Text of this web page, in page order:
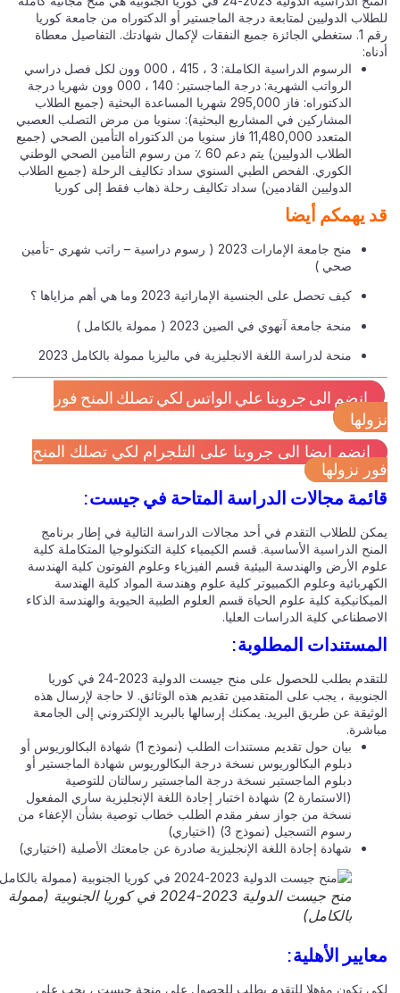
الدوليين لمتابعة درجة الماجستير أو الدكتوراه من جامعة كوريا
رقم 1. ستغطي الجائزة جميع النفقات لإكمال شهادتك. التفاصيل معطاة
الرسوم الدراسية الكاملة: 3 ، 415 ، 000 وون لكل فصل دراسي
الرواتب الشهرية: درجة الماجستير: 140 ، 000 وون شهريا درجة
الدكتوراه: فاز 295,000 شهريا المساعدة البحثية (جميع الطلاب
المشاركين في المشاريع البحثية): سنويا من مرض التصلب العصبي
المتعدد 11,480,000 فاز سنويا من الدكتوراه التأمين الصحي (جميع
الطلاب الدوليين) يتم دعم 60 ٪ من رسوم التأمين الصحي الوطني
الكوري. الفحص الطبي السنوي سداد تكاليف الرحلة (جميع الطلاب
الدوليين القادمين) سداد تكاليف رحلة ذهاب فقط إلى كوريا
يهمكم أيضا
منح جامعة الإمارات 2023 ( رسوم دراسية – راتب شهري -تأمين
صحي )
كيف تحصل على الجنسية الإماراتية 2023 وما هي أهم مزاياها ؟
منحة جامعة آنهوي في الصين 2023 ( ممولة بالكامل )
منحة لدراسة اللغة الانجليزية في ماليزيا ممولة بالكامل 2023
انضم الى جروبنا علي الواتس لكي تصلك المنح فور
انضم ايضا الى جروبنا على التلجرام لكي تصلك المنح
نزولها
مجالات الدراسة المتاحة في جيست:
للطلاب التقدم في أحد مجالات الدراسة التالية في إطار برنامج
الدراسية الأساسية. قسم الكيمياء كلية التكنولوجيا المتكاملة كلية
الأرض والهندسة البيئية قسم الفيزياء وعلوم الفوتون كلية الهندسة
وعلوم الكمبيوتر كلية علوم وهندسة المواد كلية الهندسة
كلية علوم الحياة قسم العلوم الطبية الحيوية والهندسة الذكاء
كلية الدراسات العليا.
المطلوبة:
للتقدم بطلب للحصول على منح جيست الدولية 2023-24 في كوريا
، يجب على المتقدمين تقديم هذه الوثائق. لا حاجة لإرسال هذه
عن طريق البريد. يمكنك إرسالها بالبريد الإلكتروني إلى الجامعة
بيان حول تقديم مستندات الطلب (نموذج 1) شهادة البكالوريوس أو
دبلوم البكالوريوس نسخة درجة البكالوريوس شهادة الماجستير أو
دبلوم الماجستير نسخة درجة الماجستير رسالتان للتوصية
(الاستمارة 2) شهادة اختبار إجادة اللغة الإنجليزية ساري المفعول
نسخة من جواز سفر مقدم الطلب خطاب توصية بشأن الإعفاء من
رسوم التسجيل (نموذج 3) (اختياري)
شهادة إجادة اللغة الإنجليزية صادرة عن جامعتك الأصلية (اختياري)
منح جيست الدولية 2023-2024 في كوريا الجنوبية (ممولة
بالكامل)
الأهلية:
تكون مؤهلا للتقدم بطلب للحصول على منحة جيست ، يجب على